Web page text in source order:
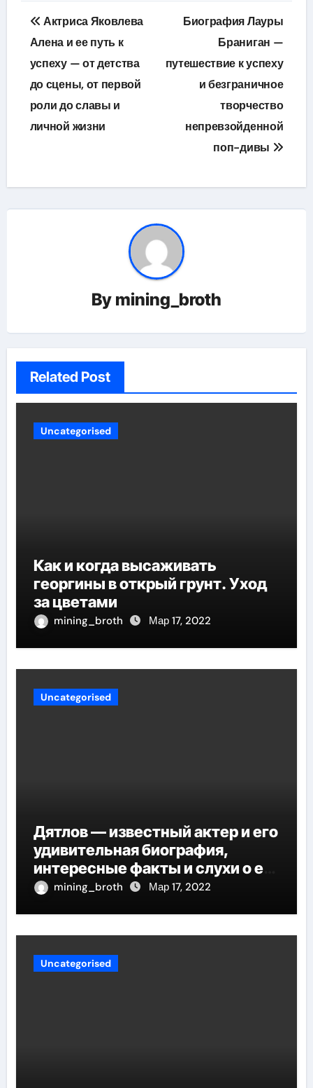
Навигация
по
записям
Актриса Яковлева
Алена и ее путь к
успеху — от детства
до сцены, от первой
роли до славы и
личной жизни
Биография Лауры
Браниган —
путешествие к успеху
и безграничное
творчество
непревзойденной
поп-дивы
By mining_broth
Related Post
Uncategorised
Как и когда высаживать
георгины в открый грунт. Уход
за цветами
mining_broth Мар 17, 2022
Uncategorised
Дятлов — известный актер и его
удивительная биография,
интересные факты и слухи о его
личной жизни
mining_broth Мар 17, 2022
Uncategorised